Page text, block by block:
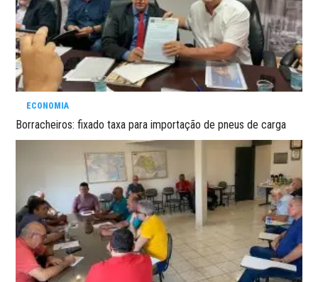
ECONOMIA
Borracheiros: fixado taxa para importação de pneus de carga